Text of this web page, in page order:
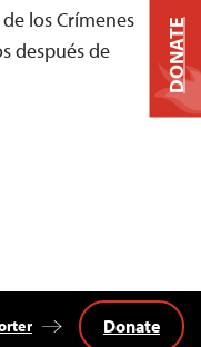
los Crímenes
después de
Donate
DONATE